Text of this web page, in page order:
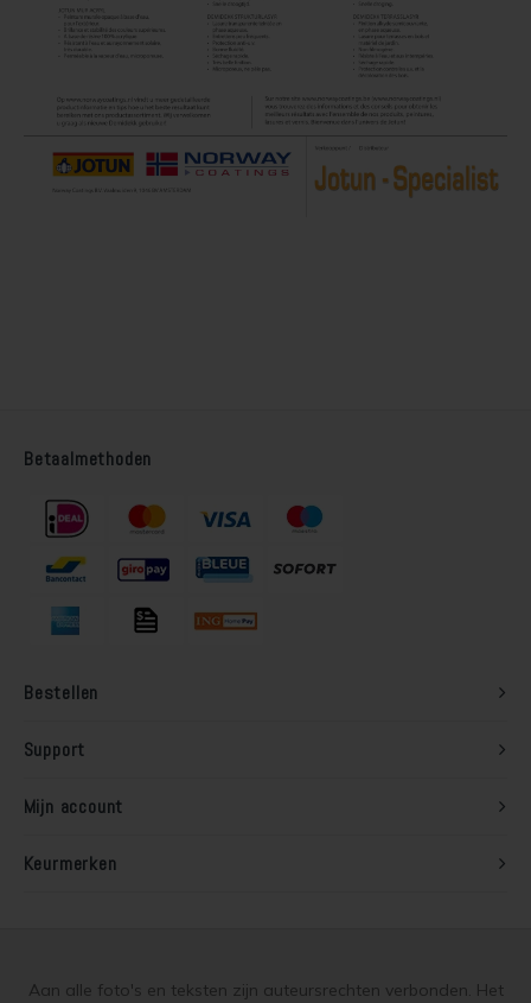
Betaalmethoden
Bestellen
Support
Mijn account
Keurmerken
Aan alle foto's en teksten zijn auteursrechten verbonden. Het